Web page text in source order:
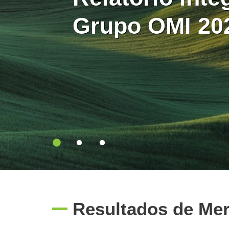
Grupo OMI
intervalos de
minutos no
diário
estão
Europa
Resultados de